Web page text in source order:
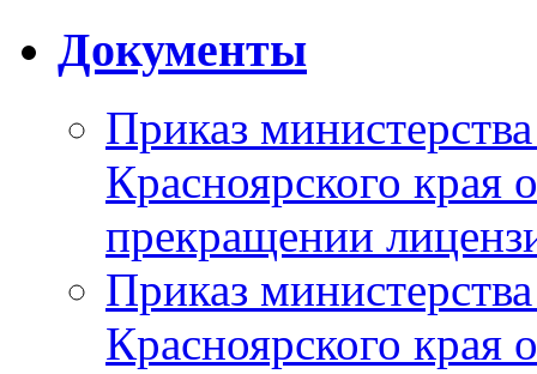
Документы
Приказ
Красноярского
прекращении
Приказ
Красноярского